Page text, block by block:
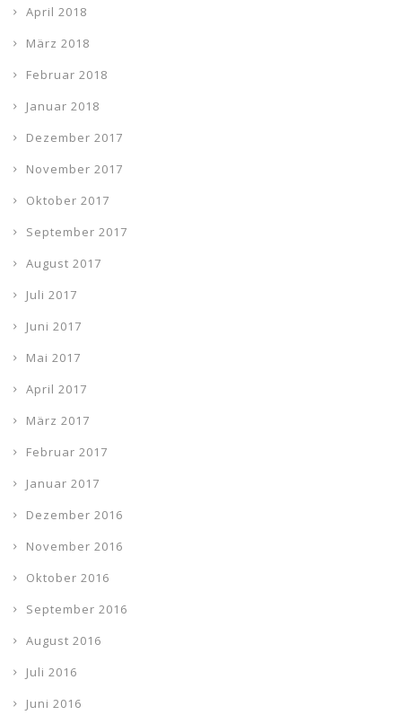
April 2018
März 2018
Februar 2018
Januar 2018
Dezember 2017
November 2017
Oktober 2017
September 2017
August 2017
Juli 2017
Juni 2017
Mai 2017
April 2017
März 2017
Februar 2017
Januar 2017
Dezember 2016
November 2016
Oktober 2016
September 2016
August 2016
Juli 2016
Juni 2016